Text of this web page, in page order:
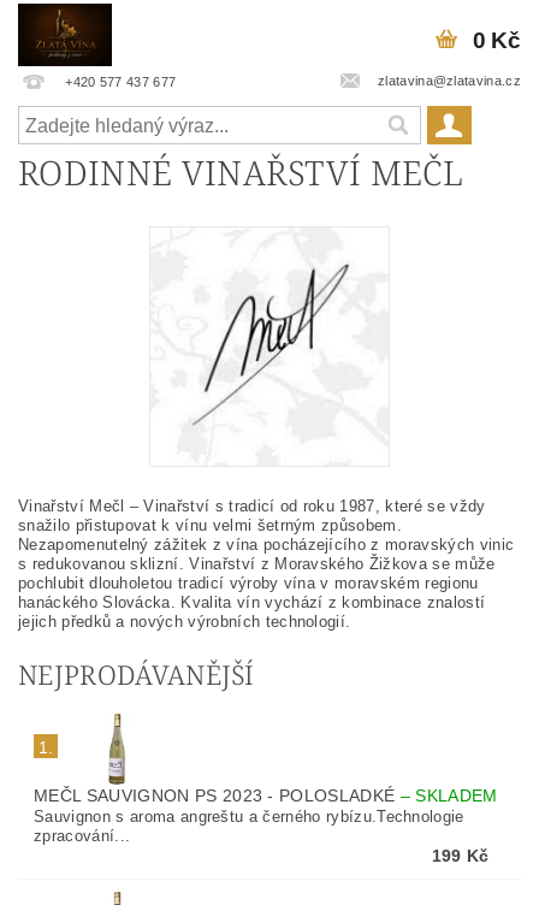
+420 577 437 677 zlatavina@zlatavina.cz
0 Kč
RODINNÉ VINAŘSTVÍ MEČL
Vinařství Mečl – Vinařství s tradicí od roku 1987, které se vždy
snažilo přistupovat k vínu velmi šetrným způsobem.
Nezapomenutelný zážitek z vína pocházejícího z moravských vinic
s redukovanou sklizní. Vinařství z Moravského Žižkova se může
pochlubit dlouholetou tradicí výroby vína v moravském regionu
hanáckého Slovácka. Kvalita vín vychází z kombinace znalostí
jejich předků a nových výrobních technologií.
NEJPRODÁVANĚJŠÍ
1.
MEČL SAUVIGNON PS 2023 - POLOSLADKÉ –SKLADEM
Sauvignon s aroma angreštu a černého rybízu.Technologie
zpracování...
199 Kč